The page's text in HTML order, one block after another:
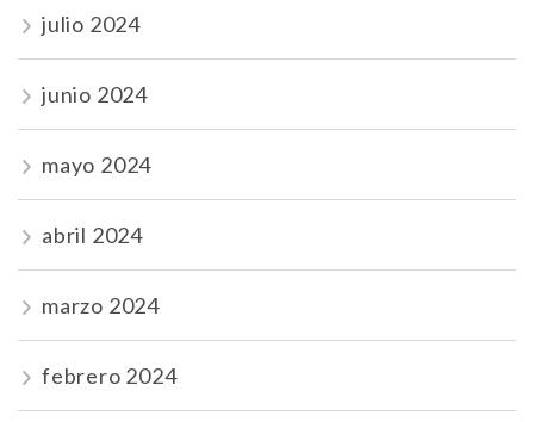
julio 2024
junio 2024
mayo 2024
abril 2024
marzo 2024
febrero 2024